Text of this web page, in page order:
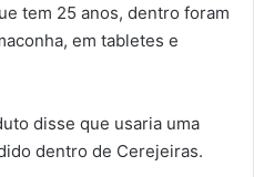
tem 25 anos, dentro foram
em tabletes e
disse que usaria uma
dentro de Cerejeiras.